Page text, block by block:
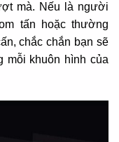
mà. Nếu là người
tấn hoặc thường
chắc chắn bạn sẽ
mỗi khuôn hình của